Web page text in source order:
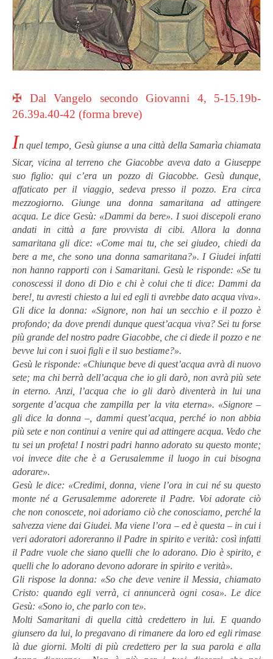
✠ Dal Vangelo secondo Giovanni 4, 5-15.19b-
26.39a.40-42 (forma breve)
In quel tempo, Gesù giunse a una città della Samarìa chiamata
Sicar, vicina al terreno che Giacobbe aveva dato a Giuseppe
suo figlio: qui c’era un pozzo di Giacobbe. Gesù dunque,
affaticato per il viaggio, sedeva presso il pozzo. Era circa
mezzogiorno. Giunge una donna samaritana ad attingere
acqua. Le dice Gesù: «Dammi da bere». I suoi discepoli erano
andati in città a fare provvista di cibi. Allora la donna
samaritana gli dice: «Come mai tu, che sei giudeo, chiedi da
bere a me, che sono una donna samaritana?». I Giudei infatti
non hanno rapporti con i Samaritani. Gesù le risponde: «Se tu
conoscessi il dono di Dio e chi è colui che ti dice: Dammi da
bere!, tu avresti chiesto a lui ed egli ti avrebbe dato acqua viva».
Gli dice la donna: «Signore, non hai un secchio e il pozzo è
profondo; da dove prendi dunque quest’acqua viva? Sei tu forse
più grande del nostro padre Giacobbe, che ci diede il pozzo e ne
bevve lui con i suoi figli e il suo bestiame?».
Gesù le risponde: «Chiunque beve di quest’acqua avrà di nuovo
sete; ma chi berrà dell’acqua che io gli darò, non avrà più sete
in eterno. Anzi, l’acqua che io gli darò diventerà in lui una
sorgente d’acqua che zampilla per la vita eterna». «Signore –
gli dice la donna –, dammi quest’acqua, perché io non abbia
più sete e non continui a venire qui ad attingere acqua. Vedo che
tu sei un profeta! I nostri padri hanno adorato su questo monte;
voi invece dite che è a Gerusalemme il luogo in cui bisogna
adorare».
Gesù le dice: «Credimi, donna, viene l’ora in cui né su questo
monte né a Gerusalemme adorerete il Padre. Voi adorate ciò
che non conoscete, noi adoriamo ciò che conosciamo, perché la
salvezza viene dai Giudei. Ma viene l’ora – ed è questa – in cui i
veri adoratori adoreranno il Padre in spirito e verità: così infatti
il Padre vuole che siano quelli che lo adorano. Dio è spirito, e
quelli che lo adorano devono adorare in spirito e verità».
Gli rispose la donna: «So che deve venire il Messia, chiamato
Cristo: quando egli verrà, ci annuncerà ogni cosa». Le dice
Gesù: «Sono io, che parlo con te».
Molti Samaritani di quella città credettero in lui. E quando
giunsero da lui, lo pregavano di rimanere da loro ed egli rimase
là due giorni. Molti di più credettero per la sua parola e alla